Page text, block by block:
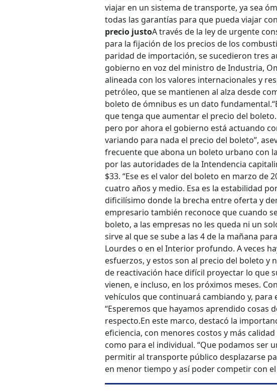
viajar en un sistema de transporte, ya sea
todas las garantías para que pueda viajar
precio justoA través de la ley de urgente
para la fijación de los precios de los
paridad de importación, se sucedieron tres
gobierno en voz del ministro de Industria,
alineada con los valores internacionales y
petróleo, que se mantienen al alza desde
boleto de ómnibus es un dato fundamental.“
que tenga que aumentar el precio del
pero por ahora el gobierno está actuando
variando para nada el precio del boleto”,
frecuente que abona un boleto urbano con
por las autoridades de la Intendencia
$33. “Ese es el valor del boleto en marzo de
cuatro años y medio. Esa es la estabilidad
dificilísimo donde la brecha entre oferta y
empresario también reconoce que cuando
boleto, a las empresas no les queda ni un
sirve al que se sube a las 4 de la mañana
Lourdes o en el Interior profundo. A veces
esfuerzos, y estos son al precio del boleto y
de reactivación hace difícil proyectar lo que
vienen, e incluso, en los próximos meses.
vehículos que continuará cambiando y,
“Esperemos que hayamos aprendido cosas
respecto.En este marco, destacó la
eficiencia, con menores costos y más
como para el individual. “Que podamos ser
permitir al transporte público desplazarse
en menor tiempo y así poder competir con